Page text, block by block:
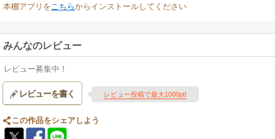
本棚アプリをこちらからインストールしてください
みんなのレビュー
レビュー募集中！
レビューを書く レビュー投稿で最大1000pt!
この作品をシェアしよう